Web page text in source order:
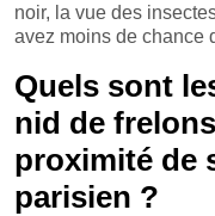
noir, la vue des
avez moins de chance
Quels sont
nid de
proximité de
parisien ?